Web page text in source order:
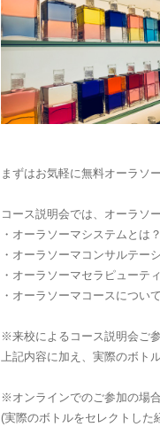
まずはお気軽に無料オーラソ
コース説明会では、オーラソ
・オーラソーマシステムとは？
・オーラソーマコンサルテー
・オーラソーマセラピュー
・オーラソーマコースについ
※来校によるコース説明会ご
上記内容に加え、実際のボト
※オンラインでのご参加の場
(実際のボトルをセレクトした